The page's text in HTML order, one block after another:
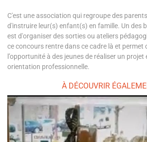
C'est une association qui regroupe des
d'instruire leur(s) enfant(s) en famille. Un des
est d'organiser des sorties ou ateliers
ce concours rentre dans ce cadre là et permet
l’opportunité à des jeunes de réaliser un projet
orientation professionnelle.
À DÉCOUVRIR